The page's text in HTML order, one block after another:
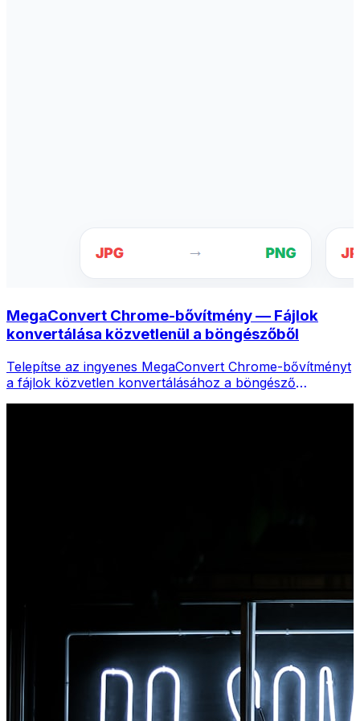
MegaConvert Chrome-bővítmény — Fájlok
konvertálása közvetlenül a böngészőből
Telepítse az ingyenes MegaConvert Chrome-bővítményt
a fájlok közvetlen konvertálásához a böngésző